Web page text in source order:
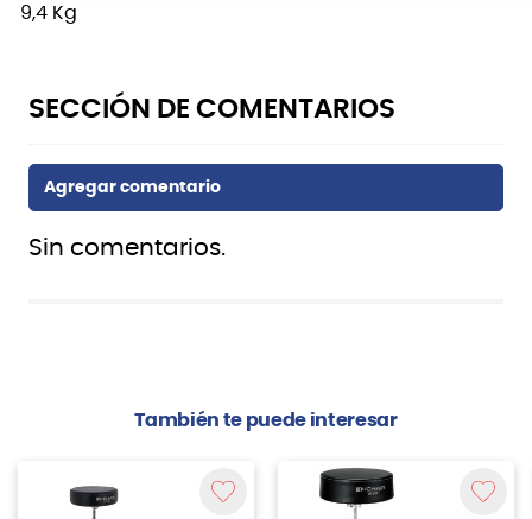
9,4 Kg
Sin comentarios.
También te puede interesar